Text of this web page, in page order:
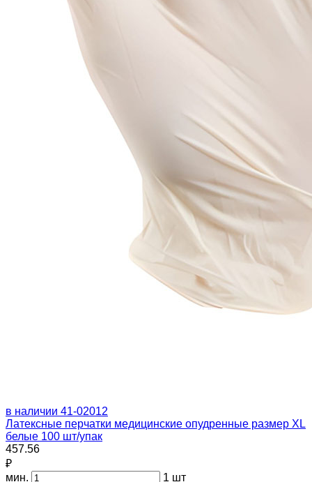
в наличии 41-02012
Латексные перчатки медицинские опудренные размер XL
белые 100 шт/упак
457.56
₽
мин.
1 шт